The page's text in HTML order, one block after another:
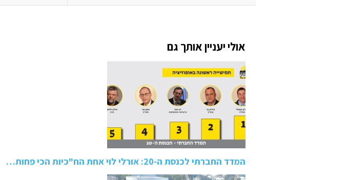
אולי יעניין אותך גם
המדד החברתי לכנסת ה-20: אורלי לוי אחת הח"כיות הכי פחות…